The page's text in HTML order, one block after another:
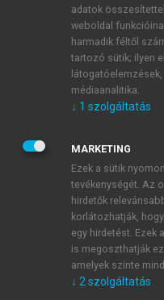
E-MAIL-CÍM
JELSZÓ
JELSZÓ ÚJRA
Kérek értesítést a
Kérek értesítést az
adatok
weboldal
harmadik féltől
tartozó sütik; ilyen
médiaanalitika.
↓ 1 szolgáltatás
MARKETING
Ezek a sütik
tevékenységét. Az
hirdetők
korlátozhatják,
egy hirdetést. Ezek
is megoszthatják
amelyek szinte
↓ 2 szolgáltatás